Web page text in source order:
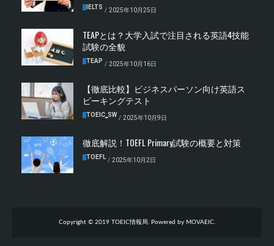
IELTS / 2025年10月25日
TEAPとは？大学入試で注目される英語4技能
試験の全貌
TEAP / 2025年10月16日
【徹底比較】ビジネスパーソン向け英語ス
ピーキングテスト
TOEIC‗SW / 2025年10月9日
徹底解説！TOEFL Primary試験の概要と対策
TOEFL / 2025年10月2日
Copyright © 2019 TOEIC情報局. Powered by MOVAEIC.